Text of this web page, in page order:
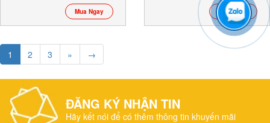
Mua Ngay Mua Ngay
1 2 3 » →
ĐĂNG KÝ NHẬN TIN
Hãy kết nói để có thêm thông tin khuyến mãi